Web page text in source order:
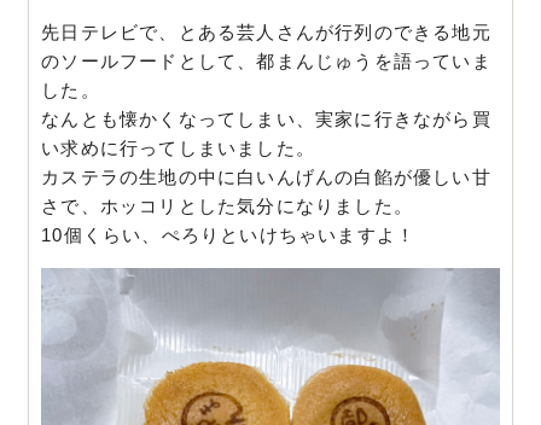
先日テレビで、とある芸人さんが行列のできる地元
のソールフードとして、都まんじゅうを語っていま
した。
なんとも懐かくなってしまい、実家に行きながら買
い求めに行ってしまいました。
カステラの生地の中に白いんげんの白餡が優しい甘
さで、ホッコリとした気分になりました。
10個くらい、ぺろりといけちゃいますよ！